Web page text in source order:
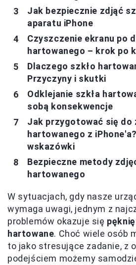
Jak bezpiecznie zdjąć
aparatu iPhone
Czyszczenie ekranu po
hartowanego – krok po
Dlaczego szkło
Przyczyny i skutki
Odklejanie szkła
sobą konsekwencje
Jak przygotować się do
hartowanego z
wskazówki
Bezpieczne metody
hartowanego
W sytuacjach, gdy nasze
wymaga uwagi, jednym z
problemów okazuje się
hartowane. Choć wiele osób
to jako stresujące zadanie, z
podejściem możemy